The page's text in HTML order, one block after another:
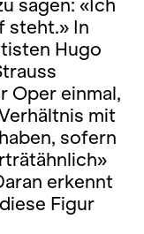
sagen: «Ich
steht.» In
Hugo
Oper einmal,
mit
sofern
erkennt
Figur